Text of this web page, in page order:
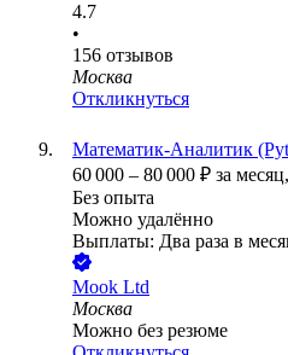
4.7
•
156 отзывов
Москва
Откликнуться
Математик-Аналитик
60 000 – 80 000 ₽ за месяц,
Без опыта
Можно удалённо
Выплаты: Два раза в
Mook Ltd
Москва
Можно без резюме